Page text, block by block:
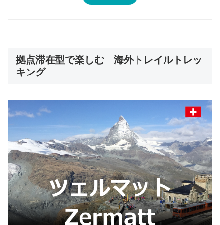
拠点滞在型で楽しむ 海外トレイルトレッ
キング